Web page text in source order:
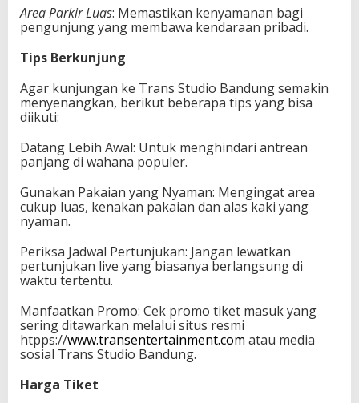
Area Parkir Luas: Memastikan kenyamanan bagi
pengunjung yang membawa kendaraan pribadi.
Tips Berkunjung
Agar kunjungan ke Trans Studio Bandung semakin
menyenangkan, berikut beberapa tips yang bisa
diikuti:
Datang Lebih Awal: Untuk menghindari antrean
panjang di wahana populer.
Gunakan Pakaian yang Nyaman: Mengingat area
cukup luas, kenakan pakaian dan alas kaki yang
nyaman.
Periksa Jadwal Pertunjukan: Jangan lewatkan
pertunjukan live yang biasanya berlangsung di
waktu tertentu.
Manfaatkan Promo: Cek promo tiket masuk yang
sering ditawarkan melalui situs resmi
htpps://www.transentertainment.com atau media
sosial Trans Studio Bandung.
Harga Tiket